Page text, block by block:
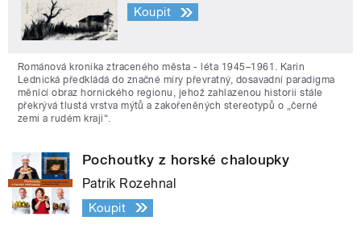
Koupit
Románová kronika ztraceného města - léta 1945–1961. Karin
Lednická předkládá do značné míry převratný, dosavadní paradigma
měnící obraz hornického regionu, jehož zahlazenou historii stále
překrývá tlustá vrstva mýtů a zakořeněných stereotypů o „černé
zemi a rudém kraji“.
Pochoutky z horské chaloupky
Patrik Rozehnal
Koupit